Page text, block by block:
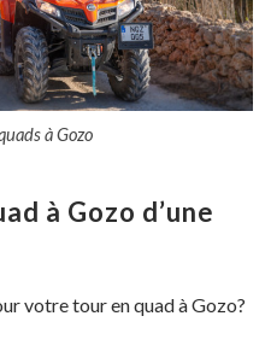
à Gozo
à Gozo d’une
votre tour en quad à Gozo?